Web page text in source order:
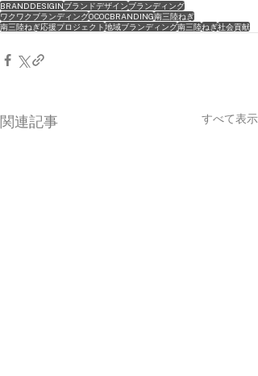
BRANDDESIGINブランドデザインブランディング
ワクワクブランディングOCOCBRANDING南三陸ねぎ
南三陸ねぎ応援プロジェクト地域ブランディング南三陸ねぎ社会貢献
関連記事 すべて表示